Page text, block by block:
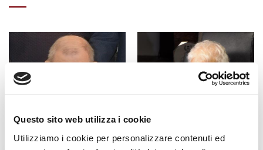
Questo sito web utilizza i cookie
Utilizziamo i cookie per personalizzare contenuti ed